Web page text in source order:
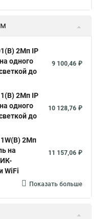
2Мп IP
одного
до
9 100,46 ₽
2Мп IP
одного
до
10 128,76 ₽
2Мп
на
ИК-
WiFi
11 157,06 ₽
Показать больше